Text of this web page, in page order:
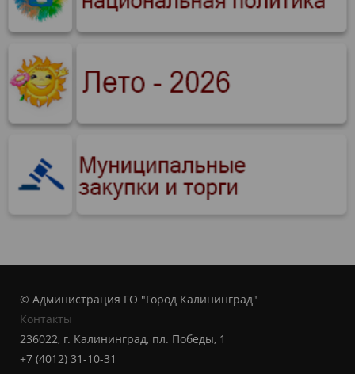
© Администрация ГО "Город Калининград"
Контакты
236022, г. Калининград, пл. Победы, 1
+7 (4012) 31-10-31